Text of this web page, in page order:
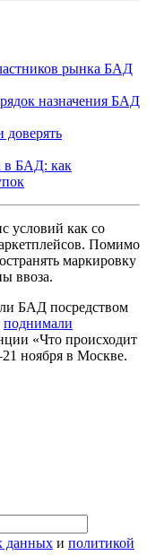
рынка БАД
назначения БАД
доверять
в БАД: как
условий как со
Помимо
маркировку
ввоза.
БАД посредством
поднимали
«Что происходит
ноября в Москве.
данных и политикой